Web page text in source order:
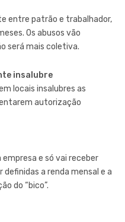
entre patrão e trabalhador,
Os abusos vão
será mais coletiva.
insalubre
locais insalubres as
autorização
e só vai receber
a renda mensal e a
do “bico”.